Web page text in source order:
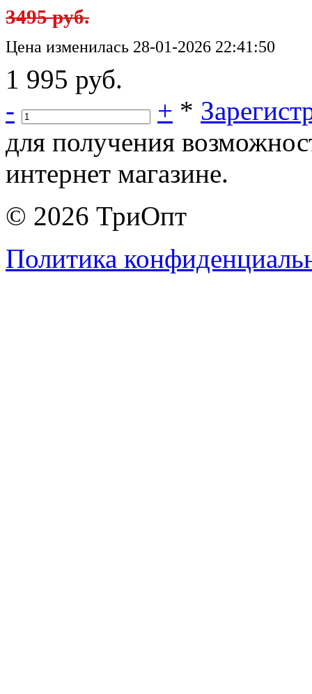
3495 руб.
Цена изменилась 28-01-2026 22:41:50
1 995 руб.
-
+ *
для получения
интернет магазине.
© 2026 ТриОпт
Политика